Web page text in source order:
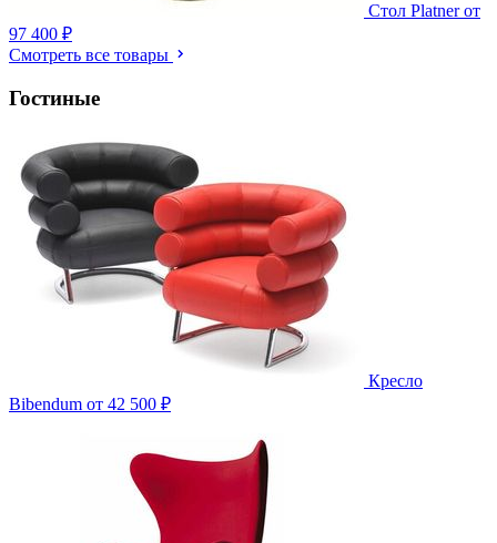
Стол Platner от
97 400 ₽
Смотреть все товары
Гостиные
Кресло
Bibendum от 42 500 ₽